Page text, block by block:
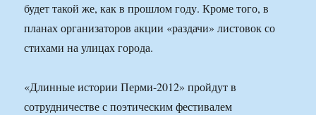
будет такой же, как в прошлом году. Кроме того, в
планах организаторов акции «раздачи» листовок со
стихами на улицах города.
«Длинные истории Перми-2012» пройдут в
сотрудничестве с поэтическим фестивалем